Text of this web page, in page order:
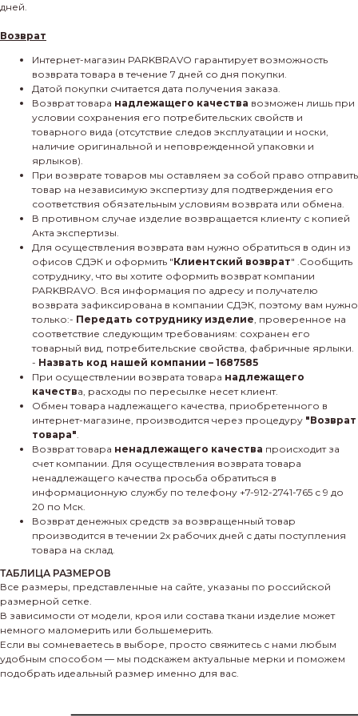
дней.
Возврат
Интернет-магазин PARKBRAVO гарантирует возможность
возврата товара в течение 7 дней со дня покупки.
Датой покупки считается дата получения заказа.
Возврат товара надлежащего качества возможен лишь при
условии сохранения его потребительских свойств и
товарного вида (отсутствие следов эксплуатации и носки,
наличие оригинальной и неповрежденной упаковки и
ярлыков).
При возврате товаров мы оставляем за собой право отправить
товар на независимую экспертизу для подтверждения его
соответствия обязательным условиям возврата или обмена.
В противном случае изделие возвращается клиенту с копией
Акта экспертизы.
Для осуществления возврата вам нужно обратиться в один из
офисов СДЭК и оформить "Клиентский возврат" .Сообщить
сотруднику, что вы хотите оформить возврат компании
PARKBRAVO. Вся информация по адресу и получателю
возврата зафиксирована в компании СДЭК, поэтому вам нужно
только:- Передать сотруднику изделие, проверенное на
соответствие следующим требованиям: сохранен его
товарный вид, потребительские свойства, фабричные ярлыки.
- Назвать код нашей компании – 1687585
При осуществлении возврата товара надлежащего
качества, расходы по пересылке несет клиент.
Обмен товара надлежащего качества, приобретенного в
интернет-магазине, производится через процедуру "Возврат
товара".
Возврат товара ненадлежащего качества происходит за
счет компании. Для осуществления возврата товара
ненадлежащего качества просьба обратиться в
информационную службу по телефону +7-912-2741-765 с 9 до
20 по Мск.
Возврат денежных средств за возвращенный товар
производится в течении 2х рабочих дней с даты поступления
товара на склад.
ТАБЛИЦА РАЗМЕРОВ
Все размеры, представленные на сайте, указаны по российской
размерной сетке.
В зависимости от модели, кроя или состава ткани изделие может
немного маломерить или большемерить.
Если вы сомневаетесь в выборе, просто свяжитесь с нами любым
удобным способом — мы подскажем актуальные мерки и поможем
подобрать идеальный размер именно для вас.